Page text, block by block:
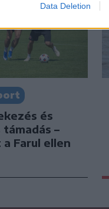
Data Deletion
és
–
Farul ellen